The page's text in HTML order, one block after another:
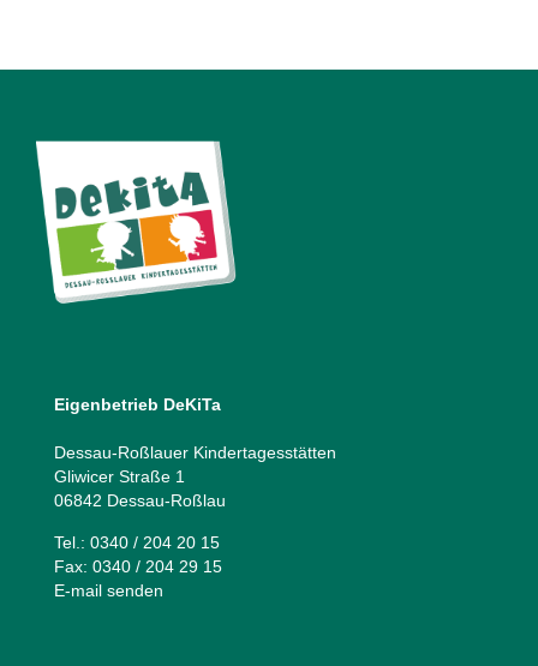
Eigenbetrieb DeKiTa
Dessau-Roßlauer Kindertagesstätten
Gliwicer Straße 1
06842 Dessau-Roßlau
Tel.: 0340 / 204 20 15
Fax: 0340 / 204 29 15
E-mail senden